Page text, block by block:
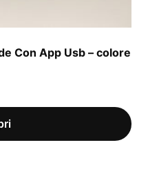
Con App Usb – colore